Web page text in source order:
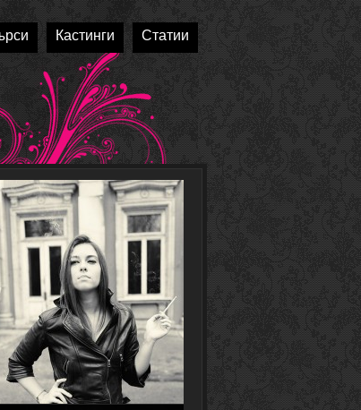
Кастинги Статии